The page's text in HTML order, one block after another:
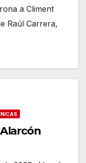
a Climent
Raúl Carrera,